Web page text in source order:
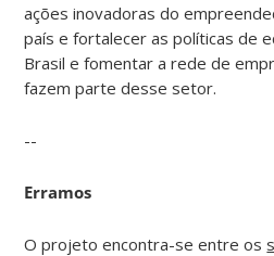
ações inovadoras do
país e fortalecer as políticas de
Brasil e fomentar a rede de
fazem parte desse setor.
--
Erramos
O projeto encontra-se entre os